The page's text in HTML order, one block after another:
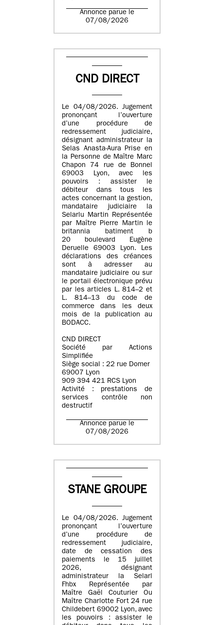
Annonce parue le
07/08/2026
CND DIRECT
Le 04/08/2026. Jugement
prononçant l’ouverture
d’une procédure de
redressement judiciaire,
désignant administrateur la
Selas Anasta-Aura Prise en
la Personne de Maître Marc
Chapon 74 rue de Bonnel
69003 Lyon, avec les
pouvoirs : assister le
débiteur dans tous les
actes concernant la gestion,
mandataire judiciaire la
Selarlu Martin Représentée
par Maître Pierre Martin le
britannia batiment b
20 boulevard Eugène
Deruelle 69003 Lyon. Les
déclarations des créances
sont à adresser au
mandataire judiciaire ou sur
le portail électronique prévu
par les articles L. 814–2 et
L. 814–13 du code de
commerce dans les deux
mois de la publication au
BODACC.
CND DIRECT
Société par Actions
Simplifiée
Siège social : 22 rue Domer
69007 Lyon
909 394 421 RCS Lyon
Activité : prestations de
services contrôle non
destructif
Annonce parue le
07/08/2026
STANE GROUPE
Le 04/08/2026. Jugement
prononçant l’ouverture
d’une procédure de
redressement judiciaire,
date de cessation des
paiements le 15 juillet
2026, désignant
administrateur la Selarl
Fhbx Représentée par
Maître Gaël Couturier Ou
Maître Charlotte Fort 24 rue
Childebert 69002 Lyon, avec
les pouvoirs : assister le